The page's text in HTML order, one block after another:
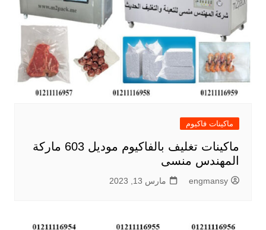
ماكينات فاكيوم
ماكينات تغليف بالفاكيوم موديل 603 ماركة
المهندس منسى
engmansy مارس 13, 2023